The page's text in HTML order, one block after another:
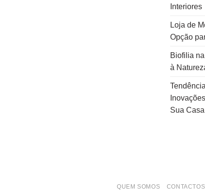
Interiores
Loja de
Opção
Biofilia
à
Sua Casa
QUEM SOMOS CONTACTOS